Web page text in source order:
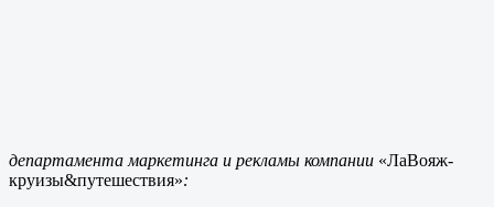
департамента маркетинга и рекламы компании «ЛаВояж-
круизы&путешествия»: